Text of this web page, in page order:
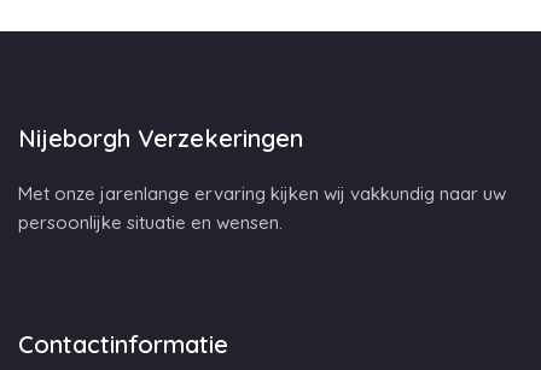
Nijeborgh Verzekeringen
Met onze jarenlange ervaring kijken wij vakkundig naar uw
persoonlijke situatie en wensen.
Contactinformatie